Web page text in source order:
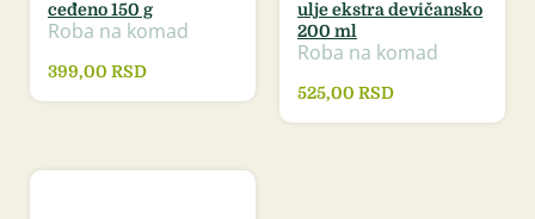
ceđeno 150 g
Roba na komad
399,00 RSD
ulje ekstra devičansko
200 ml
Roba na komad
525,00 RSD